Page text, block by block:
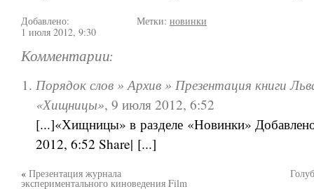
Добавлено:
1 июля 2012, 9:30
Метки: новинки
Комментарии:
Порядок слов » Архив » Презентация книги
«Хищницы»,9 июля 2012, 6:52
[...]«Хищницы» в разделе «Новинки»
2012, 6:52 Share| [...]
« Презентация журнала
экспериментального киноведения Film